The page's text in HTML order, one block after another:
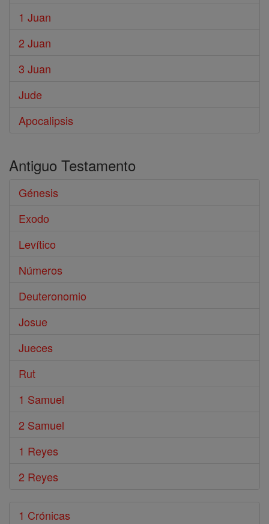
1 Juan
2 Juan
3 Juan
Jude
Apocalipsis
Antiguo Testamento
Génesis
Exodo
Levítico
Números
Deuteronomio
Josue
Jueces
Rut
1 Samuel
2 Samuel
1 Reyes
2 Reyes
1 Crónicas